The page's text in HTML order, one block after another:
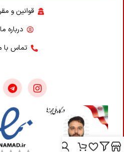
قوانین و
درباره ما
تماس با